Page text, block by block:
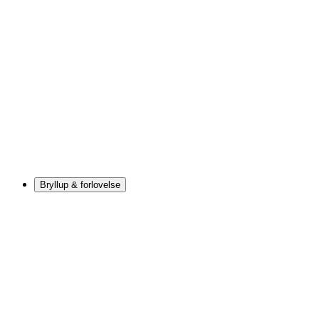
Bryllup & forlovelse